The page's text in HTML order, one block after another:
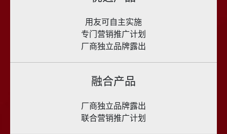
用友可自主实施
专门营销推广计划
厂商独立品牌露出
融合产品
厂商独立品牌露出
联合营销推广计划